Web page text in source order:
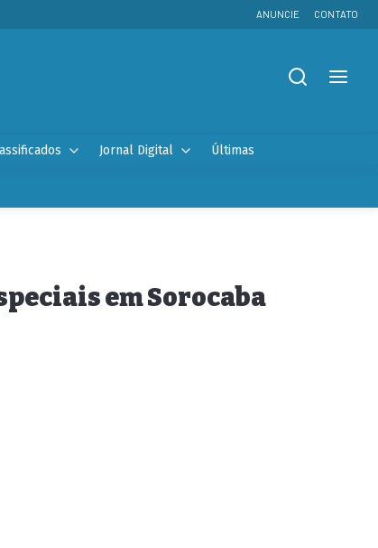
ANUNCIE CONTATO
Jornal Digital Últimas
em Sorocaba